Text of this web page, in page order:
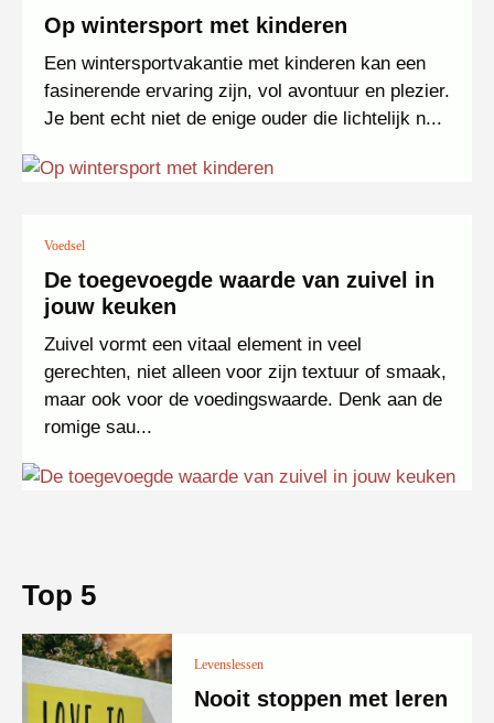
Op wintersport met kinderen
Een wintersportvakantie met kinderen kan een
fasinerende ervaring zijn, vol avontuur en plezier.
Je bent echt niet de enige ouder die lichtelijk n...
Voedsel
De toegevoegde waarde van zuivel in
jouw keuken
Zuivel vormt een vitaal element in veel
gerechten, niet alleen voor zijn textuur of smaak,
maar ook voor de voedingswaarde. Denk aan de
romige sau...
Top 5
Levenslessen
Nooit stoppen met leren